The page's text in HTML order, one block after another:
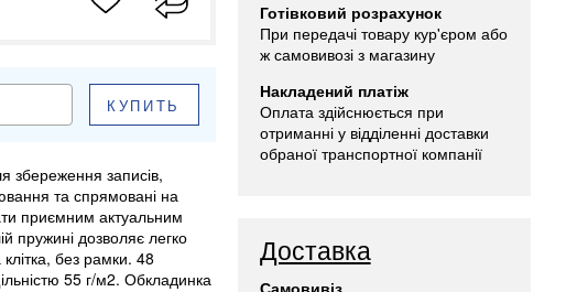
КУПИТЬ
збереження записів,
та спрямовані на
приємним актуальним
пружині дозволяє легко
без рамки. 48
55 г/м2. Обкладинка
Готівковий розрахунок
При передачі товару кур'єром або
ж самовивозі з магазину
Накладений платіж
Оплата здійснюється при
отриманні у відділенні доставки
обраної транспортної компанії
Доставка
Самовивіз